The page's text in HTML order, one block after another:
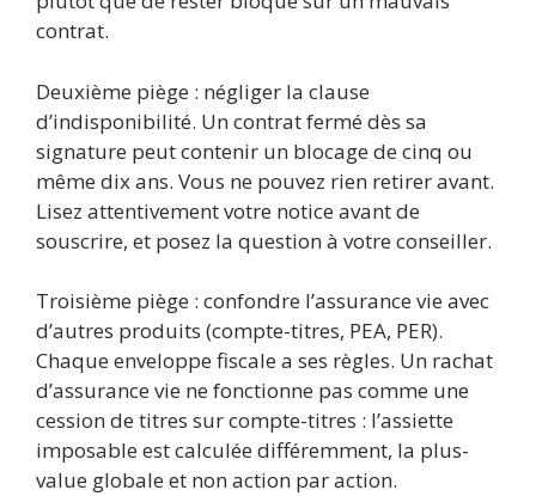
contrat.
Deuxième piège : négliger la clause
d’indisponibilité. Un contrat fermé dès sa
signature peut contenir un blocage de cinq ou
même dix ans. Vous ne pouvez rien retirer avant.
Lisez attentivement votre notice avant de
souscrire, et posez la question à votre conseiller.
Troisième piège : confondre l’assurance vie avec
d’autres produits (compte-titres, PEA, PER).
Chaque enveloppe fiscale a ses règles. Un rachat
d’assurance vie ne fonctionne pas comme une
cession de titres sur compte-titres : l’assiette
imposable est calculée différemment, la plus-
value globale et non action par action.